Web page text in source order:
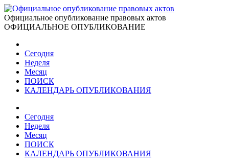
Официальное опубликование правовых актов
ОФИЦИАЛЬНОЕ ОПУБЛИКОВАНИЕ
Сегодня
Неделя
Месяц
ПОИСК
КАЛЕНДАРЬ ОПУБЛИКОВАНИЯ
Сегодня
Неделя
Месяц
ПОИСК
КАЛЕНДАРЬ ОПУБЛИКОВАНИЯ